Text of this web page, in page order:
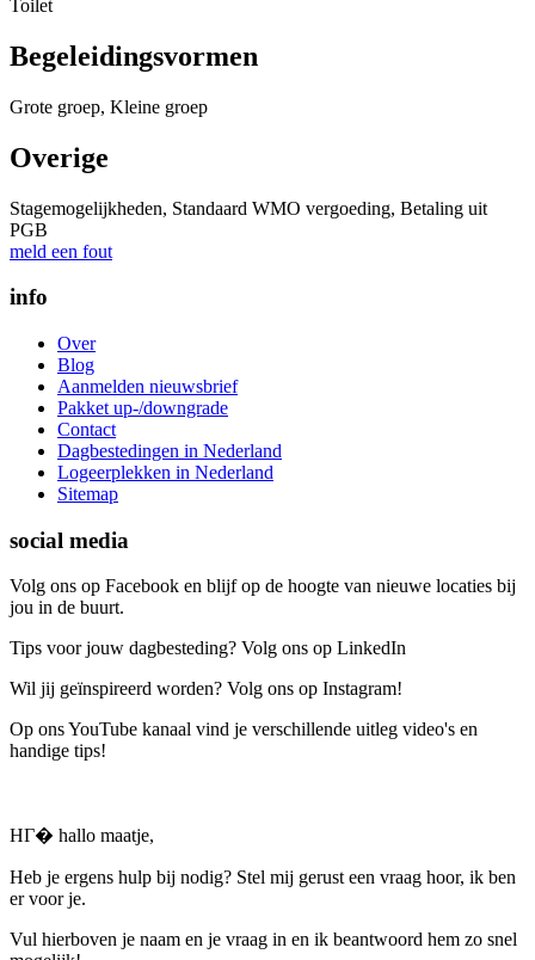
Toilet
Begeleidingsvormen
Grote groep, Kleine groep
Overige
Stagemogelijkheden, Standaard WMO vergoeding, Betaling uit
PGB
meld een fout
info
Over
Blog
Aanmelden nieuwsbrief
Pakket up-/downgrade
Contact
Dagbestedingen in Nederland
Logeerplekken in Nederland
Sitemap
social media
Volg ons op Facebook en blijf op de hoogte van nieuwe locaties bij
jou in de buurt.
Tips voor jouw dagbesteding? Volg ons op LinkedIn
Wil jij geïnspireerd worden? Volg ons op Instagram!
Op ons YouTube kanaal vind je verschillende uitleg video's en
handige tips!
HГ� hallo maatje,
Heb je ergens hulp bij nodig? Stel mij gerust een vraag hoor, ik ben
er voor je.
Vul hierboven je naam en je vraag in en ik beantwoord hem zo snel